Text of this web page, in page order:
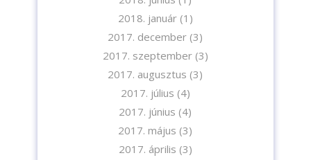
2018. január(1)
2017. december (3)
2017. szeptember(3)
2017. augusztus (3)
2017. július (4)
2017. június (4)
2017. május (3)
2017. április (3)